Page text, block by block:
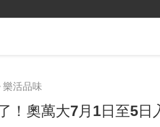
樂活品味
！奧萬大7月1日至5日